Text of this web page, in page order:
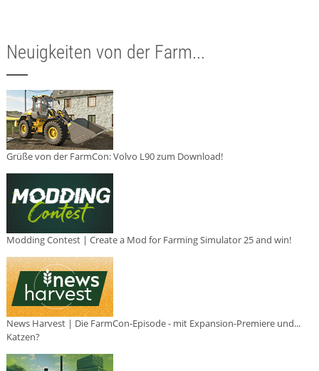
Neuigkeiten von der Farm...
Grüße von der FarmCon: Volvo L90 zum Download!
Modding Contest | Create a Mod for Farming Simulator 25 and win!
News Harvest | Die FarmCon-Episode - mit Expansion-Premiere und...
Katzen?